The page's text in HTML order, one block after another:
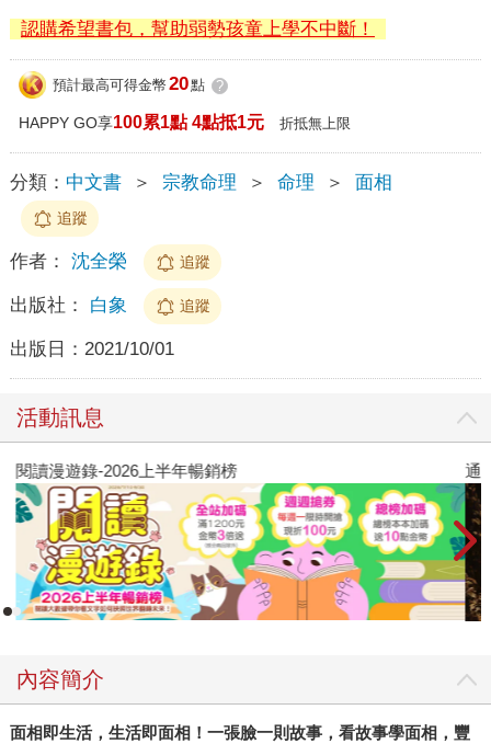
認購希望書包，幫助弱勢孩童上學不中斷！
預計最高可得金幣 20點 ?
HAPPY GO享100累1點 4點抵1元 折抵無上限
分類： 中文書 ＞ 宗教命理 ＞ 命理 ＞ 面相
追蹤
作者： 沈全榮 追蹤
出版社： 白象 追蹤
出版日： 2021/10/01
活動訊息
閱讀漫遊錄-2026上半年暢銷榜 通
內容簡介
面相即生活，生活即面相！一張臉一則故事，看故事學面相，豐